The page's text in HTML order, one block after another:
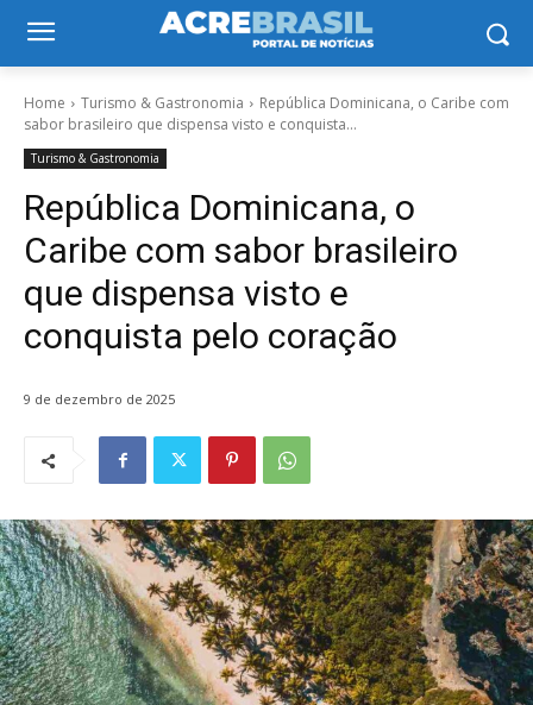
Home Turismo & Gastronomia
República Dominicana, o Caribe com
sabor brasileiro que dispensa visto e conquista...
Turismo & Gastronomia
República Dominicana, o
Caribe com sabor brasileiro
que dispensa visto e
conquista pelo coração
9 de dezembro de 2025